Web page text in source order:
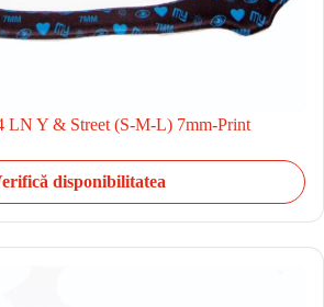
LN Y & Street (S-M-L) 7mm-Print
disponibilitatea